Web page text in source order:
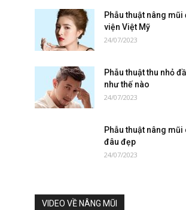
Phẫu thuật nâng mũi
viện Việt Mỹ
24/07/2023
Phẫu thuật thu nhỏ
như thế nào
24/07/2023
Phẫu thuật nâng mũi
đâu đẹp
24/07/2023
VIDEO VỀ NÂNG MŨI